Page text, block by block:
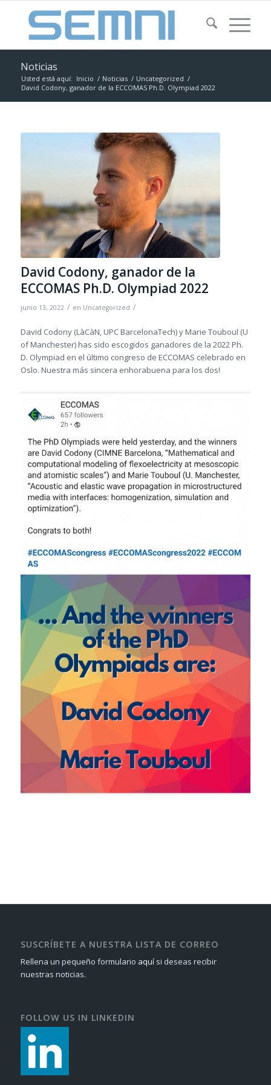
Noticias
Usted está aquí: Inicio / Noticias / Uncategorized /
David Codony, ganador de la ECCOMAS Ph.D. Olympiad 2022
David Codony, ganador de la
ECCOMAS Ph.D. Olympiad 2022
junio 13, 2022 / en Uncategorized /
David Codony (LàCàN, UPC BarcelonaTech) y Marie Touboul (U
of Manchester) has sido escogidos ganadores de la 2022 Ph.
D. Olympiad en el último congreso de ECCOMAS celebrado en
Oslo. Nuestra más sincera enhorabuena para los dos!
SUSCRÍBETE A NUESTRA LISTA DE CORREO
Rellena un pequeño formulario aquísi deseas recibir
nuestras noticias.
FOLLOW US IN LINKEDIN